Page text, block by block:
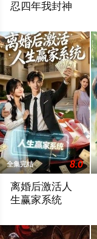
忍四年我封神
全集完结 8.0
离婚后激活人
生赢家系统